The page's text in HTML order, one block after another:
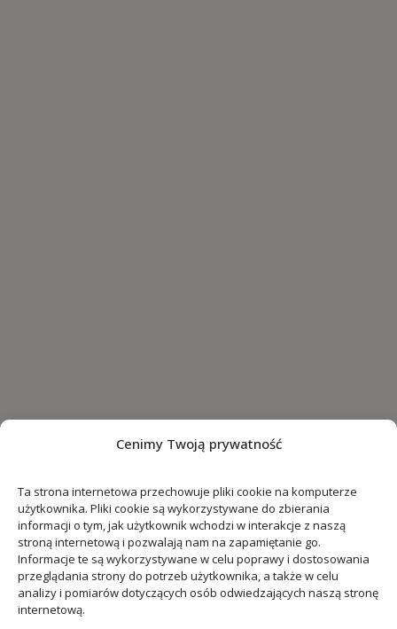
Cenimy Twoją prywatność
Ta strona internetowa przechowuje pliki cookie na komputerze
użytkownika. Pliki cookie są wykorzystywane do zbierania
informacji o tym, jak użytkownik wchodzi w interakcje z naszą
stroną internetową i pozwalają nam na zapamiętanie go.
Informacje te są wykorzystywane w celu poprawy i dostosowania
przeglądania strony do potrzeb użytkownika, a także w celu
analizy i pomiarów dotyczących osób odwiedzających naszą stronę
internetową.